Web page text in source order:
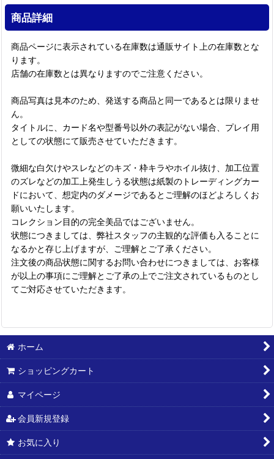
商品詳細
商品ページに表示されている在庫数は通販サイト上の在庫数とな
ります。
店舗の在庫数とは異なりますのでご注意ください。
商品写真は見本のため、発送する商品と同一であるとは限りませ
ん。
タイトルに、カード名や型番号以外の表記がない場合、プレイ用
としての状態にて販売させていただきます。
微細な白欠けやスレなどのキズ・枠キラやホイル抜け、加工位置
のズレなどの加工上発生しうる状態は紙製のトレーディングカー
ドにおいて、想定内のダメージであるとご理解のほどよろしくお
願いいたします。
コレクション目的の完全美品ではございません。
状態につきましては、弊社スタッフの主観的な評価も入ることに
なるかと存じ上げますが、ご理解とご了承ください。
注文後の商品状態に関するお問い合わせにつきましては、お客様
が以上の事項にご理解とご了承の上でご注文されているものとし
てご対応させていただきます。
ホーム
ショッピングカート
マイページ
会員新規登録
お気に入り